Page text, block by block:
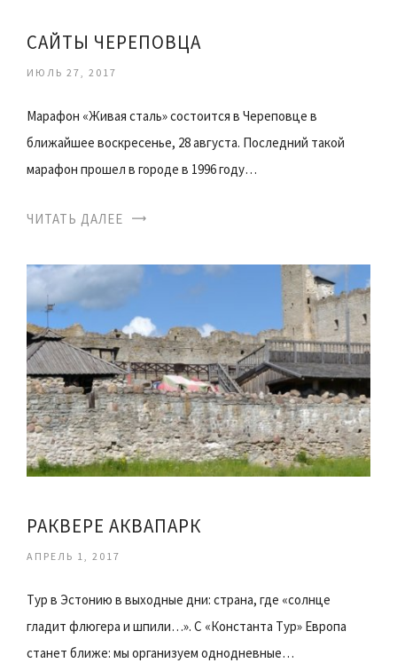
САЙТЫ ЧЕРЕПОВЦА
ИЮЛЬ 27, 2017
Марафон «Живая сталь» состоится в Череповце в
ближайшее воскресенье, 28 августа. Последний такой
марафон прошел в городе в 1996 году…
ЧИТАТЬ ДАЛЕЕ
РАКВЕРЕ АКВАПАРК
АПРЕЛЬ 1, 2017
Тур в Эстонию в выходные дни: страна, где «солнце
гладит флюгера и шпили…». С «Константа Тур» Европа
станет ближе: мы организуем однодневные…